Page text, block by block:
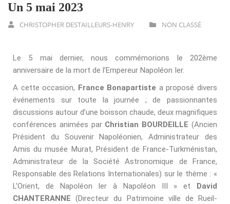
Un 5 mai 2023
CHRISTOPHER DESTAILLEURS-HENRY NON CLASSÉ
Le 5 mai dernier, nous commémorions le 202ème
anniversaire de la mort de l’Empereur Napoléon Ier.
A cette occasion, France Bonapartiste a proposé divers
événements sur toute la journée ; de passionnantes
discussions autour d’une boisson chaude, deux magnifiques
conférences animées par Christian BOURDEILLE (Ancien
Président du Souvenir Napoléonien, Administrateur des
Amis du musée Murat, Président de France-Turkménistan,
Administrateur de la Société Astronomique de France,
Responsable des Relations Internationales) sur le thème : «
L’Orient, de Napoléon Ier à Napoléon III »et David
CHANTERANNE(Directeur du Patrimoine ville de Rueil-